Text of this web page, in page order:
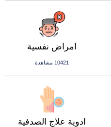
امراض نفسية
10421 مشاهدة
ادوية علاج الصدفية